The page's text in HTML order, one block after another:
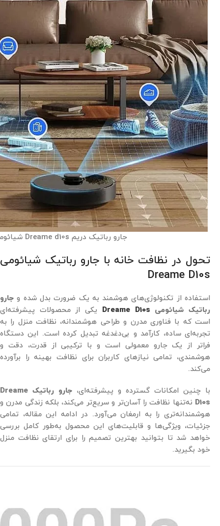
جارو رباتیک دریم Dreame d10s شیائومی
تحول در نظافت خانه با جارو رباتیک شیائومی
Dreame D10s
استفاده از تکنولوژی‌های هوشمند به یک ضرورت بدل شده و جارو
رباتیک شیائومی Dreame D10s یکی از محصولات پیشرفته‌ای
است که با فناوری‌ مدرن و طراحی هوشمندانه، نظافت منزل را به
تجربه‌ای ساده، کارآمد و بی‌دغدغه تبدیل کرده است. این دستگاه
فراتر از یک جارو معمولی است و با ترکیبی از قدرت، دقت و
هوشمندی، تمامی نیازهای کاربران برای نظافت بهینه را برآورده
می‌کند.
با چنین امکانات گسترده و پیشرفته‌ای،
جارو رباتیک Dreame
D10s نه‌تنها نظافت را آسان‌تر و سریع‌تر می‌کند، بلکه زندگی مدرن و
هوشمندانه‌تری را به ارمغان می‌آورد. در ادامه این مقاله، تمامی
جزئیات، ویژگی‌ها و قابلیت‌های این محصول به‌طور کامل بررسی
خواهد شد تا بتوانید بهترین تصمیم را برای ارتقای نظافت منزل
خود بگیرید.